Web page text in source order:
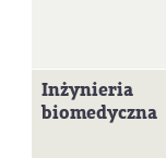
Inżynieria
biomedyczna